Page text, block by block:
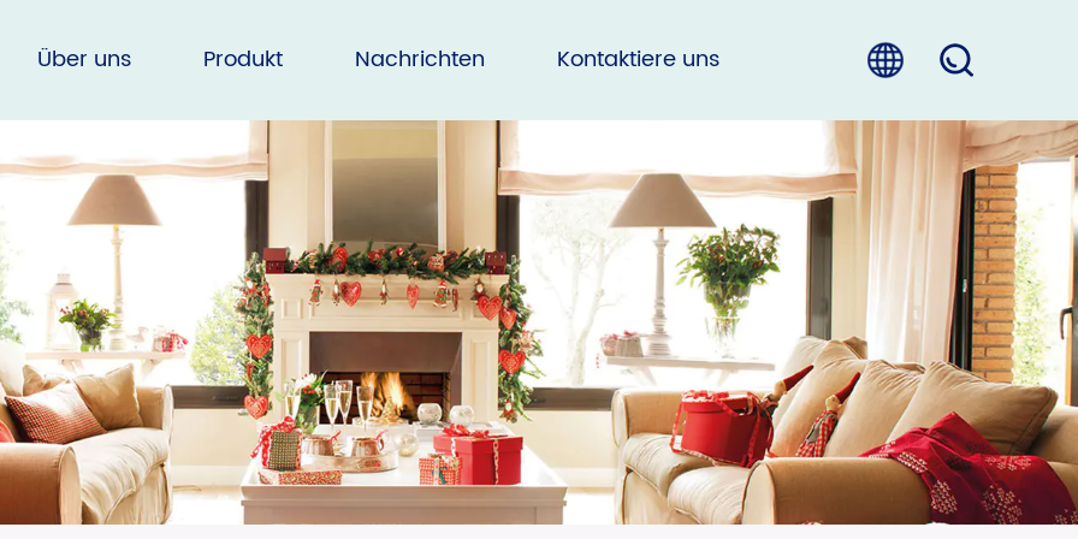
Über uns Produkt Nachrichten Kontaktiere uns